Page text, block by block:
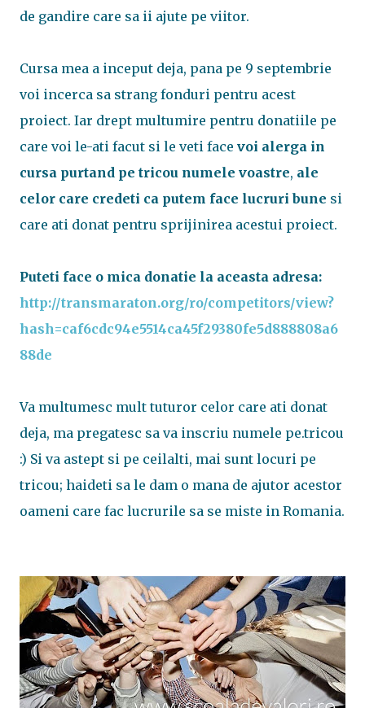
de gandire care sa ii ajute pe viitor.
Cursa mea a inceput deja, pana pe 9 septembrie
voi incerca sa strang fonduri pentru acest
proiect. Iar drept multumire pentru donatiile pe
care voi le-ati facut si le veti face voi alerga in
cursa purtand pe tricou numele voastre, ale
celor care credeti ca putem face lucruri bune si
care ati donat pentru sprijinirea acestui proiect.
Puteti face o mica donatie la aceasta adresa:
http://transmaraton.org/ro/competitors/view?
hash=caf6cdc94e5514ca45f29380fe5d888808a6
88de
Va multumesc mult tuturor celor care ati donat
deja, ma pregatesc sa va inscriu numele pe.tricou
:) Si va astept si pe ceilalti, mai sunt locuri pe
tricou; haideti sa le dam o mana de ajutor acestor
oameni care fac lucrurile sa se miste in Romania.